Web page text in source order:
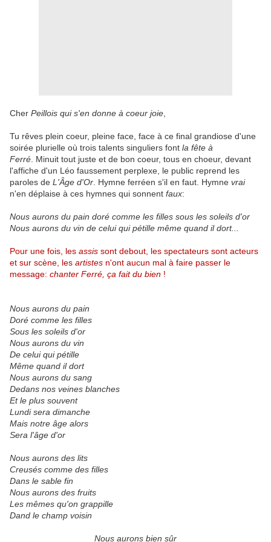
Cher Peillois qui s'en donne à coeur joie
Tu rêves plein coeur, pleine face, face à ce final grandiose d'une
soirée plurielle où trois talents singuliers font la fête à
Ferré . Minuit tout juste et de bon coeur, tous en choeur, devant
l'affiche d'un Léo faussement perplexe, le public reprend les
paroles de L'Âge d'Or . Hymne ferréen s'il en faut. Hymne vrai
n'en déplaise à ces hymnes qui sonnent faux:
Nous aurons du pain doré comme les filles sous les soleils d'or
Nous aurons du vin de celui qui pétille même quand il dort...
Pour une fois, les assis sont debout, les spectateurs sont acteurs
et sur scène, les artistes n'ont aucun mal à faire passer le
message: chanter Ferré, ça fait du bien !
Nous aurons du pain
Doré comme les filles
Sous les soleils d'or
Nous aurons du vin
De celui qui pétille
Même quand il dort
Nous aurons du sang
Dedans nos veines blanches
Et le plus souvent
Lundi sera dimanche
Mais notre âge alors
Sera l'âge d'or
Nous aurons des lits
Creusés comme des filles
Dans le sable fin
Nous aurons des fruits
Les mêmes qu'on grappille
Dand le champ voisin
Nous aurons bien sûr